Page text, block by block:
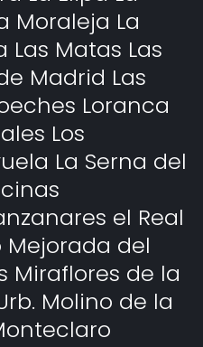
Moraleja La
Las Matas Las
Madrid Las
Loranca
Los
La Serna del
el Real
del
Miraflores de la
Molino de la